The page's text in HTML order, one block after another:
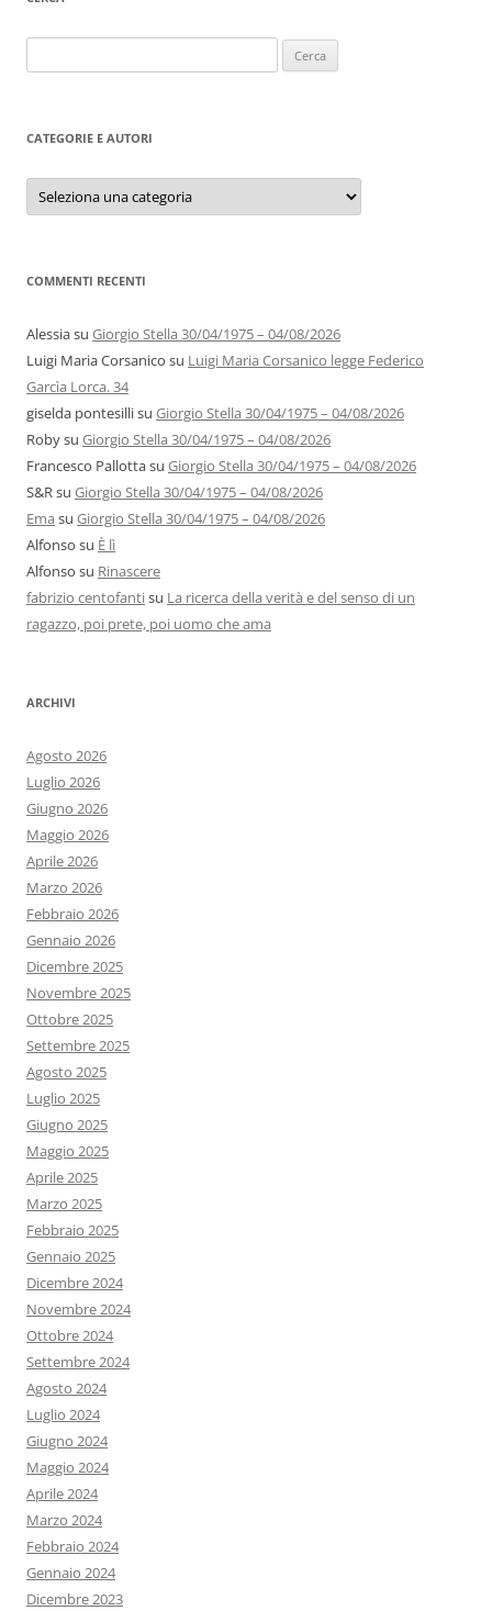
per:
CATEGORIE E AUTORI
Categorie
autori
COMMENTI RECENTI
Alessiasu Giorgio Stella 30/04/1975 – 04/08/2026
Luigi Maria Corsanico su Luigi Maria Corsanico legge Federico
Garcìa Lorca. 34
giselda pontesillisu Giorgio Stella 30/04/1975 – 04/08/2026
Robysu Giorgio Stella 30/04/1975 – 04/08/2026
Francesco Pallottasu Giorgio Stella 30/04/1975 – 04/08/2026
S&Rsu Giorgio Stella 30/04/1975 – 04/08/2026
Ema su Giorgio Stella 30/04/1975 – 04/08/2026
Alfonso su È lì
Alfonso su Rinascere
fabrizio centofantisu La ricerca della verità e del senso di un
ragazzo, poi prete, poi uomo che ama
ARCHIVI
Agosto 2026
Luglio 2026
Giugno 2026
Maggio 2026
Aprile 2026
Marzo 2026
Febbraio 2026
Gennaio 2026
Dicembre 2025
Novembre 2025
Ottobre 2025
Settembre 2025
Agosto 2025
Luglio 2025
Giugno 2025
Maggio 2025
Aprile 2025
Marzo 2025
Febbraio 2025
Gennaio 2025
Dicembre 2024
Novembre 2024
Ottobre 2024
Settembre 2024
Agosto 2024
Luglio 2024
Giugno 2024
Maggio 2024
Aprile 2024
Marzo 2024
Febbraio 2024
Gennaio 2024
Dicembre 2023